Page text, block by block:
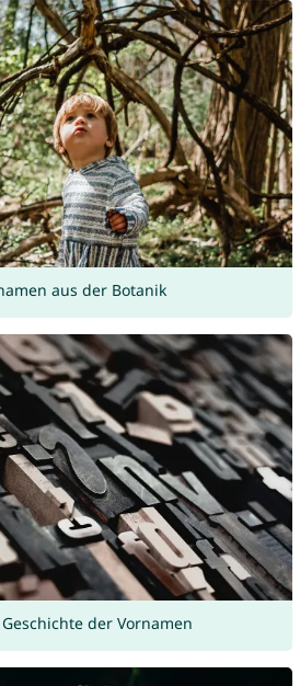
aus der Botanik
der Vornamen